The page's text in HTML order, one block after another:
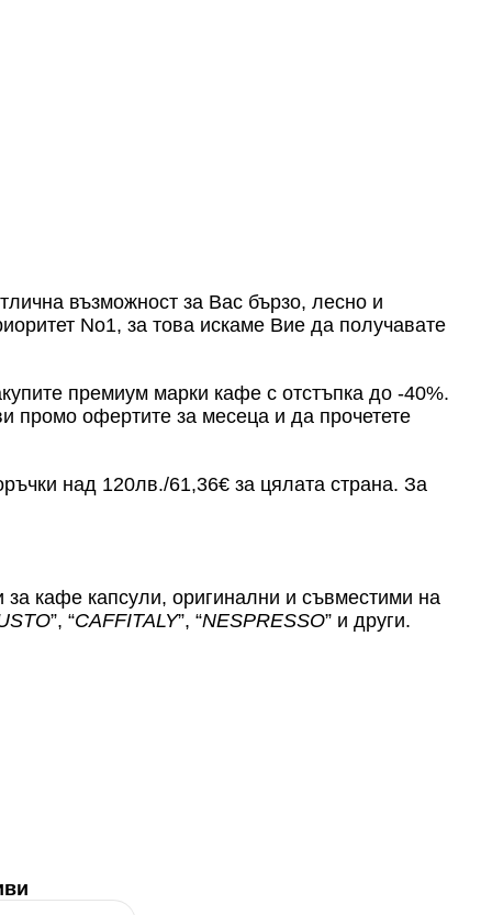
възможност за Вас бързо, лесно и
No1, за това искаме Вие да получавате
премиум марки кафе с отстъпка до -40%.
промо офертите за месеца и да прочетете
над 120лв./61,36€ за цялата страна. За
кафе капсули, оригинални и съвместими на
”, “CAFFITALY”, “NESPRESSO” и други.